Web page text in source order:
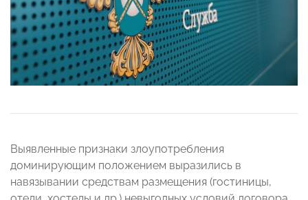
Выявленные признаки злоупотребления
доминирующим положением выразились в
навязывании средствам размещения (гостиницы,